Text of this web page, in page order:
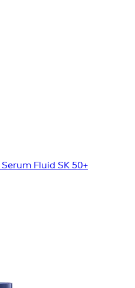
Fluid SK 50+